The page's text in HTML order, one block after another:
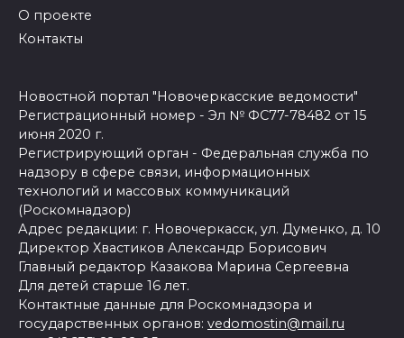
О проекте
Контакты
Новостной портал "Новочеркасские ведомости"
Регистрационный номер - Эл № ФС77-78482 от 15
июня 2020 г.
Регистрирующий орган - Федеральная служба по
надзору в сфере связи, информационных
технологий и массовых коммуникаций
(Роскомнадзор)
Адрес редакции: г. Новочеркасск, ул. Думенко, д. 10
Директор Хвастиков Александр Борисович
Главный редактор Казакова Марина Сергеевна
Для детей старше 16 лет.
Контактные данные для Роскомнадзора и
государственных органов: vedomostin@mail.ru